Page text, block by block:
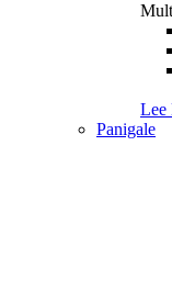
Lee
Panigale